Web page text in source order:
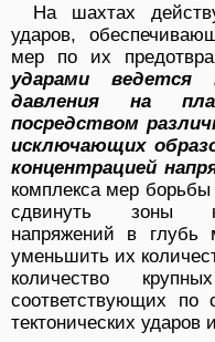
На шахтах
ударов,
мер по их
ударами ведется
давления на
посредством
исключающих
концентрацией
комплекса мер
сдвинуть зоны
напряжений в
уменьшить их
количество
соответствующих по
тектонических ударов